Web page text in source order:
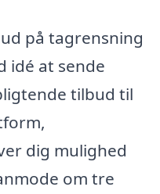
på tagrensning
idé at sende
tilbud til
dig mulighed
om tre